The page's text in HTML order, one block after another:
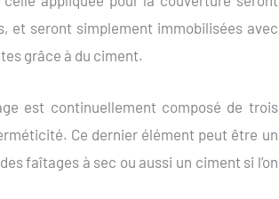
et seront simplement immobilisées avec
grâce à du ciment.
est continuellement composé de trois
Ce dernier élément peut être un
faîtages à sec ou aussi un ciment si l’on